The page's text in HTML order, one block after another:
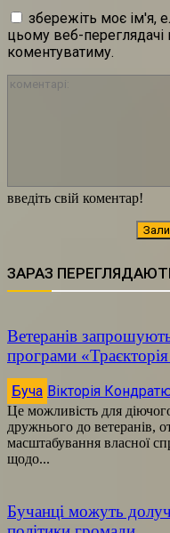
введіть свій коментар!
збережіть моє ім'я,
цьому веб-переглядачі
коментуватиму.
ЗАРАЗ
Ветеранів
програми
Буча Вікторія
Це можливість для
дружнього до ветеранів,
масштабування власної
щодо...
Бучанці можуть